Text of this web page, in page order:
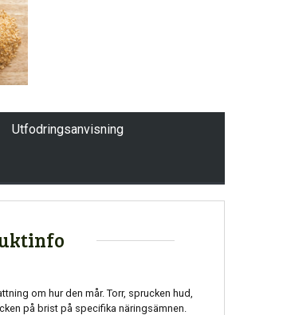
Utfodringsanvisning
om hur den mår. Torr, sprucken hud,
på brist på specifika näringsämnen.